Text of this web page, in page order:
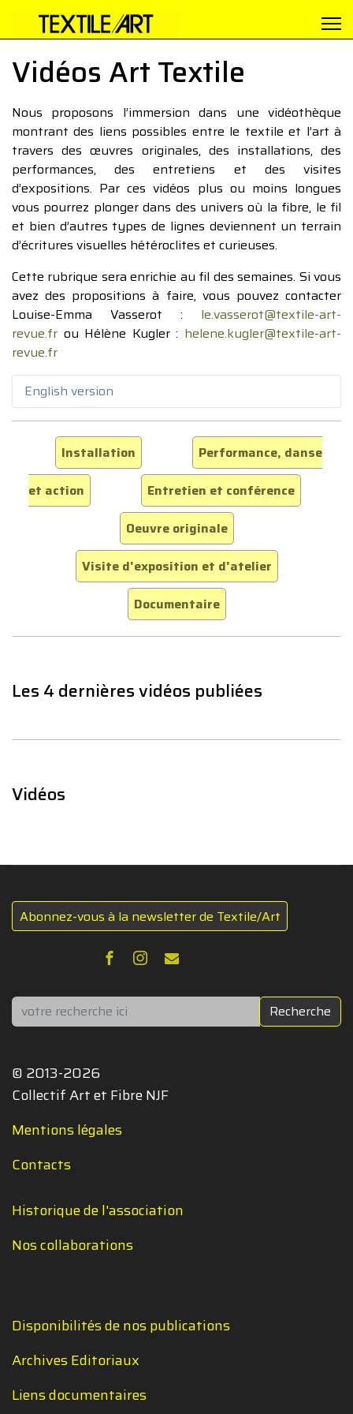
Vidéos Art Textile
Nous proposons l’immersion dans une vidéothèque
montrant des liens possibles entre le textile et l’art à
travers des œuvres originales, des installations, des
performances, des entretiens et des visites
d’expositions. Par ces vidéos plus ou moins longues
vous pourrez plonger dans des univers où la fibre, le fil
et bien d’autres types de lignes deviennent un terrain
d’écritures visuelles hétéroclites et curieuses.
Cette rubrique sera enrichie au fil des semaines. Si vous
avez des propositions à faire, vous pouvez contacter
Louise-Emma Vasserot : le.vasserot@textile-art-
revue.fr ou Hélène Kugler : helene.kugler@textile-art-
revue.fr
English version
Installation
Performance, danse
et action
Entretien et conférence
Oeuvre originale
Visite d'exposition et d'atelier
Documentaire
Les 4 dernières vidéos publiées
Vidéos
Abonnez-vous à la newsletter de Textile/Art
Rechercher Recherche
© 2013-2026
Collectif Art et Fibre NJF
Mentions légales
Contacts
Historique de l'association
Nos collaborations
Disponibilités de nos publications
Archives Editoriaux
Liens documentaires